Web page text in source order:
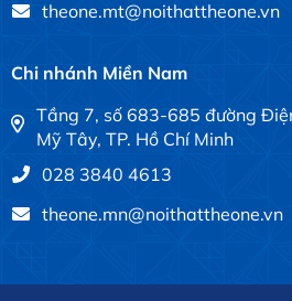
theone.mt@noithattheone.vn
Chi nhánh Miền Nam
Tầng 7, số 683-685 đường
Mỹ Tây, TP. Hồ Chí Minh
028 3840 4613
theone.mn@noithattheone.vn